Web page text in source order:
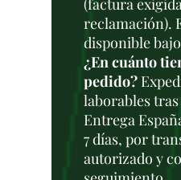
(factura
reclamación).
disponible
¿En cuánto
pedido?
laborables tras
Entrega
7 días, por
autorizado y